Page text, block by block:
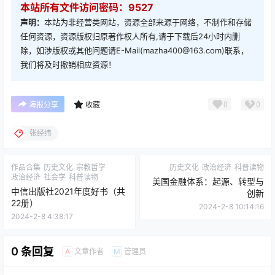
本站所有文件访问密码：9527
声明： 本站为非经营类网站，资源全部来源于网络，不制作和存储
任何资源，资源版权归原著作权人所有,请于下载后24小时内删
除，如涉版权或其他问题请E-Mail(mazha400@163.com)联系，
我们将及时撤销相应资源！
海报分享 收藏 0 0
张经纬
作品合集 历史文化 宗教哲学
政治经济 社会学 科普读物
中信出版社2021年度好书（共
22册）
2024-2-8 4:38:17
历史文化 政治经济 科普读物
美国金融体系：起源、转型与
创新
2024-2-8 10:14:16
0 条回复 A 文章作者 M 管理员